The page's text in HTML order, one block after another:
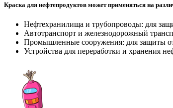
Краска для нефтепродуктов может применяться на
Нефтехранилища и трубопроводы: для
Автотранспорт и железнодорожный
Промышленные сооружения: для защиты
Устройства для переработки и хранения